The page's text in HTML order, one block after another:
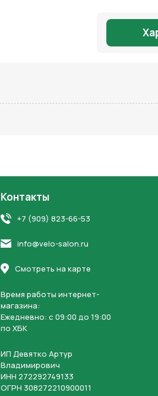
Контакты
+7 (909) 823-66-53
info@velo-salon.ru
Смотреть на карте
Время работы интернет-
магазина:
Ежедневно: c 09:00 до 19:00
по ХБК
ИП Девятко Артур
Владимирович
ИНН 272292749133
ОГРН 308272210900011